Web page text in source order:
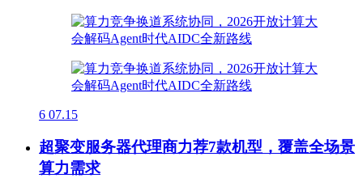
6 07.15
超聚变服务器代理商力荐7款机型，覆盖全场景
算力需求